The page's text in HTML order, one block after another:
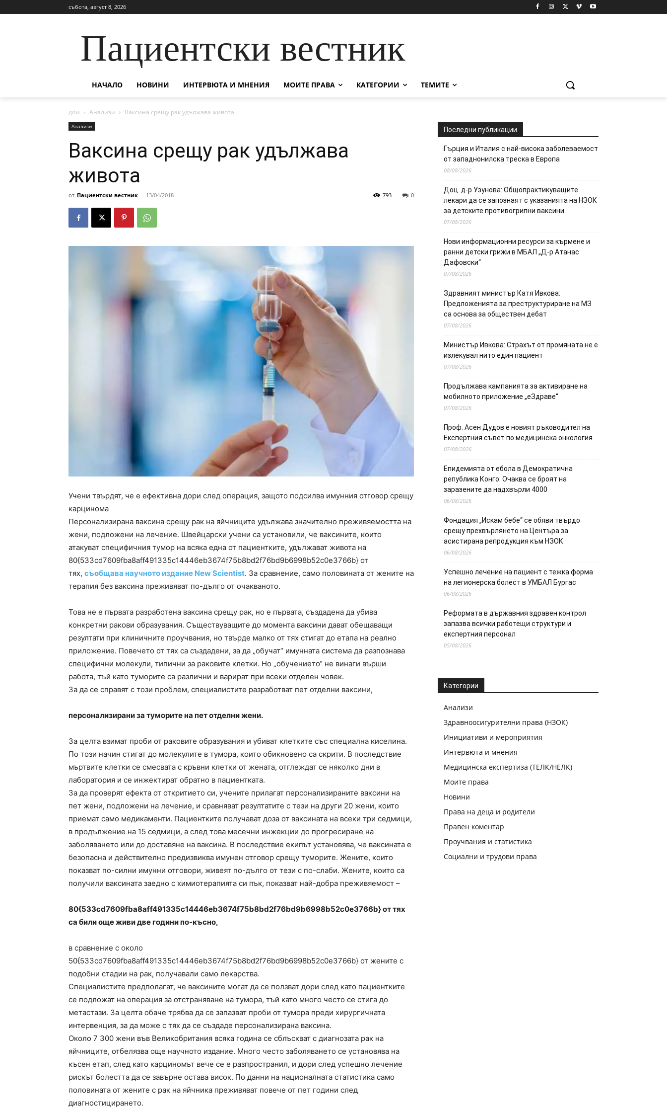
събота, август 8, 2026
Пациентски вестник
НАЧАЛО НОВИНИ ИНТЕРВЮТА И МНЕНИЯ МОИТЕ ПРАВА КАТЕГОРИИ ТЕМИТЕ
дом Анализи Ваксина срещу рак удължава живота
Анализи
Ваксина срещу рак удължава
живота
от Пациентски вестник - 13/04/2018 0
793
Учени твърдят, че е ефективна дори след операция, защото подсилва имунния отговор срещу
карцинома
Персонализирана ваксина срещу рак на яйчниците удължава значително преживяемостта на
жени, подложени на лечение. Швейцарски учени са установили, че ваксините, които
атакуват специфичния тумор на всяка една от пациентките, удължават живота на
80{533cd7609fba8aff491335c14446eb3674f75b8bd2f76bd9b6998b52c0e3766b} от
тях, съобщава научното издание New Scientist. За сравнение, само половината от жените на
терапия без ваксина преживяват по-дълго от очакваното.
Това не е първата разработена ваксина срещу рак, но е първата, създадена да убива
конкретни ракови образувания. Съществуващите до момента ваксини дават обещаващи
резултати при клиничните проучвания, но твърде малко от тях стигат до етапа на реално
приложение. Повечето от тях са създадени, за да „обучат“ имунната система да разпознава
специфични молекули, типични за раковите клетки. Но „обучението“ не винаги върши
работа, тъй като туморите са различни и варират при всеки отделен човек.
За да се справят с този проблем, специалистите разработват пет отделни ваксини,
персонализирани за туморите на пет отделни жени.
За целта взимат проби от раковите образувания и убиват клетките със специална киселина.
По този начин стигат до молекулите в тумора, които обикновено са скрити. В последствие
мъртвите клетки се смесвата с кръвни клетки от жената, отглеждат се няколко дни в
лаборатория и се инжектират обратно в пациентката.
За да проверят ефекта от откритието си, учените прилагат персонализираните ваксини на
пет жени, подложени на лечение, и сравняват резултатите с тези на други 20 жени, които
приемат само медикаменти. Пациентките получават доза от ваксината на всеки три седмици,
в продължение на 15 седмици, а след това месечни инжекции до прогресиране на
заболяването или до доставяне на ваксина. В последствие екипът установява, че ваксината е
безопасна и действително предизвиква имунен отговор срещу туморите. Жените, които
показват по-силни имунни отговори, живеят по-дълго от тези с по-слаби. Жените, които са
получили ваксината заедно с химиотерапията си пък, показват най-добра преживяемост –
80{533cd7609fba8aff491335c14446eb3674f75b8bd2f76bd9b6998b52c0e3766b} от тях
са били още живи две години по-късно,
в сравнение с около
50{533cd7609fba8aff491335c14446eb3674f75b8bd2f76bd9b6998b52c0e3766b} от жените с
подобни стадии на рак, получавали само лекарства.
Специалистите предполагат, че ваксините могат да се ползват дори след като пациентките
се подложат на операция за отстраняване на тумора, тъй като много често се стига до
метастази. За целта обаче трябва да се запазват проби от тумора преди хирургичната
интервенция, за да може с тях да се създаде персонализирана ваксина.
Около 7 300 жени във Великобритания всяка година се сблъскват с диагнозата рак на
яйчниците, отбелязва още научното издание. Много често заболяването се установява на
късен етап, след като карциномът вече се е разпространил, и дори след успешно лечение
рискът болестта да се завърне остава висок. По данни на националната статистика само
половината от жените с рак на яйчника преживяват повече от пет години след
диагностицирането.
Последни публикации
Гърция и Италия с най-висока заболеваемост
от западнонилска треска в Европа
08/08/2026
Доц. д-р Узунова: Общопрактикуващите
лекари да се запознаят с указанията на НЗОК
за детските противогрипни ваксини
07/08/2026
Нови информационни ресурси за кърмене и
ранни детски грижи в МБАЛ „Д-р Атанас
Дафовски“
07/08/2026
Здравният министър Катя Ивкова:
Предложенията за преструктуриране на МЗ
са основа за обществен дебат
07/08/2026
Министър Ивкова: Страхът от промяната не е
излекувал нито един пациент
07/08/2026
Продължава кампанията за активиране на
мобилното приложение „еЗдраве“
07/08/2026
Проф. Асен Дудов е новият ръководител на
Експертния съвет по медицинска онкология
07/08/2026
Епидемията от ебола в Демократична
република Конго: Очаква се броят на
заразените да надхвърли 4000
06/08/2026
Фондация „Искам бебе“ се обяви твърдо
срещу прехвърлянето на Центъра за
асистирана репродукция към НЗОК
06/08/2026
Успешно лечение на пациент с тежка форма
на легионерска болест в УМБАЛ Бургас
06/08/2026
Реформата в държавния здравен контрол
запазва всички работещи структури и
експертния персонал
05/08/2026
Категории
Анализи
Здравноосигурителни права (НЗОК)
Инициативи и мероприятия
Интервюта и мнения
Медицинска експертиза (ТЕЛК/НЕЛК)
Моите права
Новини
Права на деца и родители
Правен коментар
Проучвания и статистика
Социални и трудови права